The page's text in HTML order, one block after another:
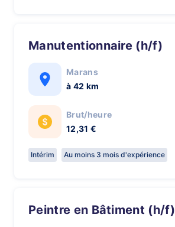
Manutentionnaire (h/f)
Marans
à 42 km
Brut/heure
12,31 €
Intérim Au moins 3 mois d'expérience
Peintre en Bâtiment (h/f)